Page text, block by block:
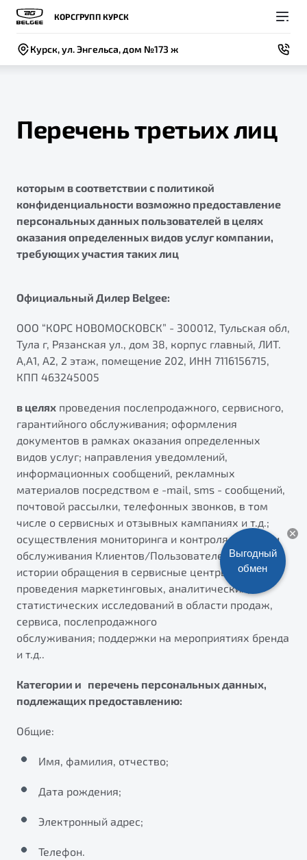
КОРСГРУПП КУРСК
Курск, ул. Энгельса, дом №173 ж
Новый
X50+
Яркий кроссовер
от 2 219 990 ₽*
В наличии
S50
Элегантный и практичный седан
от 1 699 990 ₽*
Обзор
X70
ВЫБОР И ПОКУПКА
Автомобили в наличии
Спецпредложения и Акции
ФИНАНСЫ И УСЛУГИ
Автокредит
Трейд-ин
Страхование
Узнайте о специальных выгодах при покупке
автомобиля Belgee
Подробно
Тест-драйв
Спецпредложения
СЕРВИС
Записаться на сервис
Руководство по эксплуатации
ПОДДЕРЖКА
Гарантия Belgee
Belgee Линк
Belgee Плюс
Реферальная программа
Клиентская поддержка
Помощь на дорогах
"Помощь на дорогах"
Преимущества программы
Калькулятор ТО
Клиентская поддержка
СОБЫТИЯ
Новости
Контакты
О бренде
О дилерском центре
Правовая информация
Перечень третьих лиц
которым в соответствии с политикой
конфиденциальности возможно предоставление
персональных данных пользователей в целях
оказания определенных видов услуг компании,
требующих участия таких лиц
Официальный Дилер Belgee:
ООО “КОРС НОВОМОСКОВСК” - 300012, Тульская обл,
Тула г, Рязанская ул., дом 38, корпус главный, ЛИТ.
А,А1, А2, 2 этаж, помещение 202, ИНН 7116156715,
КПП 463245005
в целях проведения послепродажного, сервисного,
гарантийного обслуживания; оформления
документов в рамках оказания определенных
видов услуг; направления уведомлений,
информационных сообщений, рекламных
материалов посредством e -mail, sms - сообщений,
почтовой рассылки, телефонных звонков, в том
числе о сервисных и отзывных кампаниях и т.д.;
осуществления мониторинга и контроля продаж и
обслуживания Клиентов/Пользователей; ведения
истории обращения в сервисные центры;
проведения маркетинговых, аналитических,
статистических исследований в области продаж,
сервиса, послепродажного
обслуживания; поддержки на мероприятиях бренда
и т.д..
Категории и перечень персональных данных,
подлежащих предоставлению:
Общие:
Имя, фамилия, отчество;
Дата рождения;
Электронный адрес;
Телефон.
Выгодный
обмен